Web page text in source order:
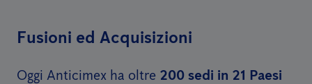
Fusioni ed Acquisizioni
Oggi Anticimex ha oltre 200 sedi in 21 Paesi